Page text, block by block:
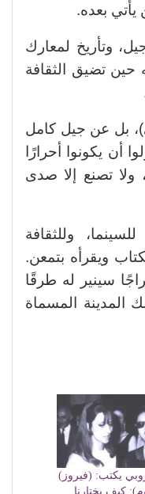
بعده.
وتأريخ لمعارك
حين تضيق الثقافة
بل عن جيل كامل
أن يكونوا أحرارًا
ولا تصنع إلا صدى
وللثقافة
ويقرأه بتمعن.
سينير له طرقًا
المدينة المسماة
يكتب: (فيروز)
كيف يختارنا